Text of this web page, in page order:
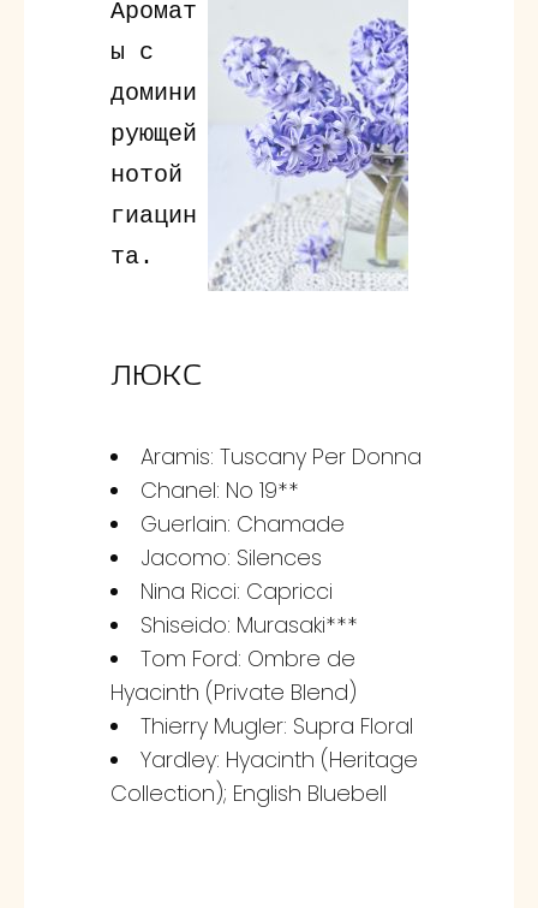
Аромат
ы с
домини
рующей
нотой
гиацин
та.
ЛЮКС
Aramis: Tuscany Per Donna
Chanel: No 19**
Guerlain: Chamade
Jacomo: Silences
Nina Ricci: Capricci
Shiseido: Murasaki***
Tom Ford: Ombre de
Hyacinth (Private Blend)
Thierry Mugler: Supra Floral
Yardley: Hyacinth (Heritage
Collection); English Bluebell